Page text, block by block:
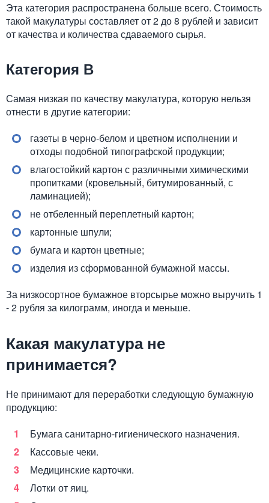
Эта категория распространена больше всего. Стоимость
такой макулатуры составляет от 2 до 8 рублей и зависит
от качества и количества сдаваемого сырья.
Категория В
Самая низкая по качеству макулатура, которую нельзя
отнести в другие категории:
газеты в черно-белом и цветном исполнении и
отходы подобной типографской продукции;
влагостойкий картон с различными химическими
пропитками (кровельный, битумированный, с
ламинацией);
не отбеленный переплетный картон;
картонные шпули;
бумага и картон цветные;
изделия из сформованной бумажной массы.
За низкосортное бумажное вторсырье можно выручить 1
- 2 рубля за килограмм, иногда и меньше.
Какая макулатура не
принимается?
Не принимают для переработки следующую бумажную
продукцию:
Бумага санитарно-гигиенического назначения.
Кассовые чеки.
Медицинские карточки.
Лотки от яиц.